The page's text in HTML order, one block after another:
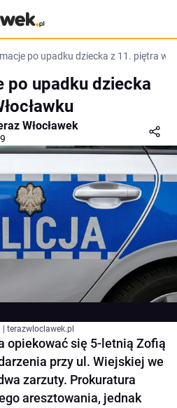
po upadku dziecka z 11. piętra we
po upadku dziecka
Włocławek
terazwloclawek.pl
opiekować się 5-letnią Zofią
przy ul. Wiejskiej we
zarzuty. Prokuratura
aresztowania, jednak